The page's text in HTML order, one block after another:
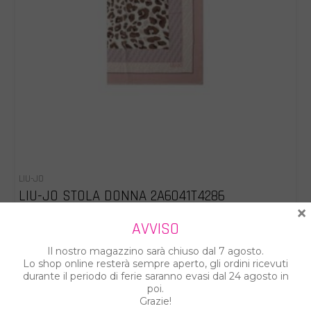
LIU-JO
LIU-JO STOLA DONNA 2A6041T4286
%
AVVISO
Il nostro magazzino sarà chiuso dal 7 agosto.
Lo shop online resterà sempre aperto, gli ordini ricevuti
durante il periodo di ferie saranno evasi dal 24 agosto in
poi.
Grazie!
×